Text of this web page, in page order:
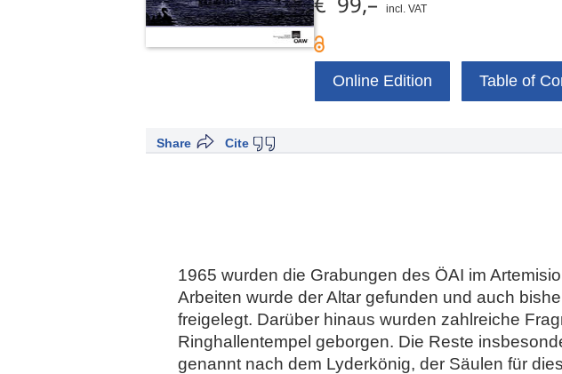
incl. VAT
Online Edition Table of
Cite
Share
1965 wurden die Grabungen des ÖAI im
Arbeiten wurde der Altar gefunden und auch
freigelegt. Darüber hinaus wurden zahlreiche
Ringhallentempel geborgen. Die Reste
genannt nach dem Lyderkönig, der Säulen für